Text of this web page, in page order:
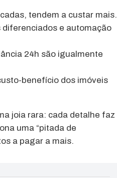
tendem a custar mais.
e automação
24h são igualmente
benefício dos imóveis
joia rara: cada detalhe faz
uma “pitada de
a pagar a mais.